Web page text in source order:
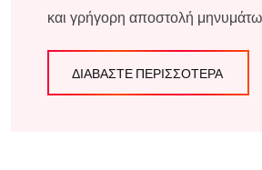
και γρήγορη αποστολή
ΔΙΑΒΆΣΤΕ ΠΕΡΙΣΣΌΤΕΡΑ